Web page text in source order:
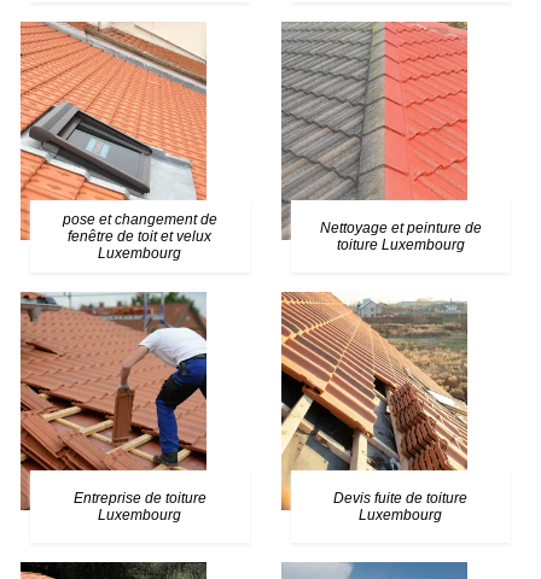
pose et changement de
fenêtre de toit et velux
Luxembourg
Nettoyage et peinture de
toiture Luxembourg
Entreprise de toiture
Luxembourg
Devis fuite de toiture
Luxembourg